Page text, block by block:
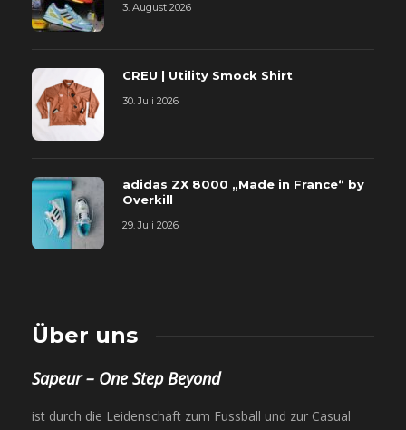
3. August 2026
CREU | Utility Smock Shirt
30. Juli 2026
adidas ZX 8000 „Made in France“ by
Overkill
29. Juli 2026
Über uns
Sapeur – One Step Beyond
ist durch die Leidenschaft zum Fussball und zur Casual